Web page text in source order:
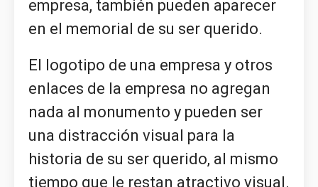
empresa, también pueden aparecer
en el memorial de su ser querido.
El logotipo de una empresa y otros
enlaces de la empresa no agregan
nada al monumento y pueden ser
una distracción visual para la
historia de su ser querido, al mismo
tiempo que le restan atractivo visual.